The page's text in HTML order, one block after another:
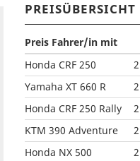
PREISÜBERSICHT
Preis Fahrer/in mit
Honda CRF 250
Yamaha XT 660 R
Honda CRF 250 Rally
KTM 390 Adventure
Honda NX 500